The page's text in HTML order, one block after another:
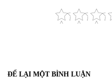
ĐỂ LẠI MỘT BÌNH LUẬN